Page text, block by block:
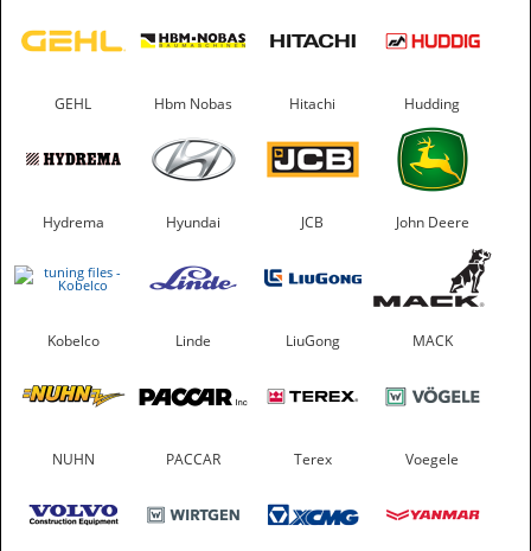
GEHL Hbm Nobas Hitachi Hudding
Hydrema Hyundai JCB John Deere
Kobelco Linde LiuGong MACK
NUHN PACCAR Terex Voegele